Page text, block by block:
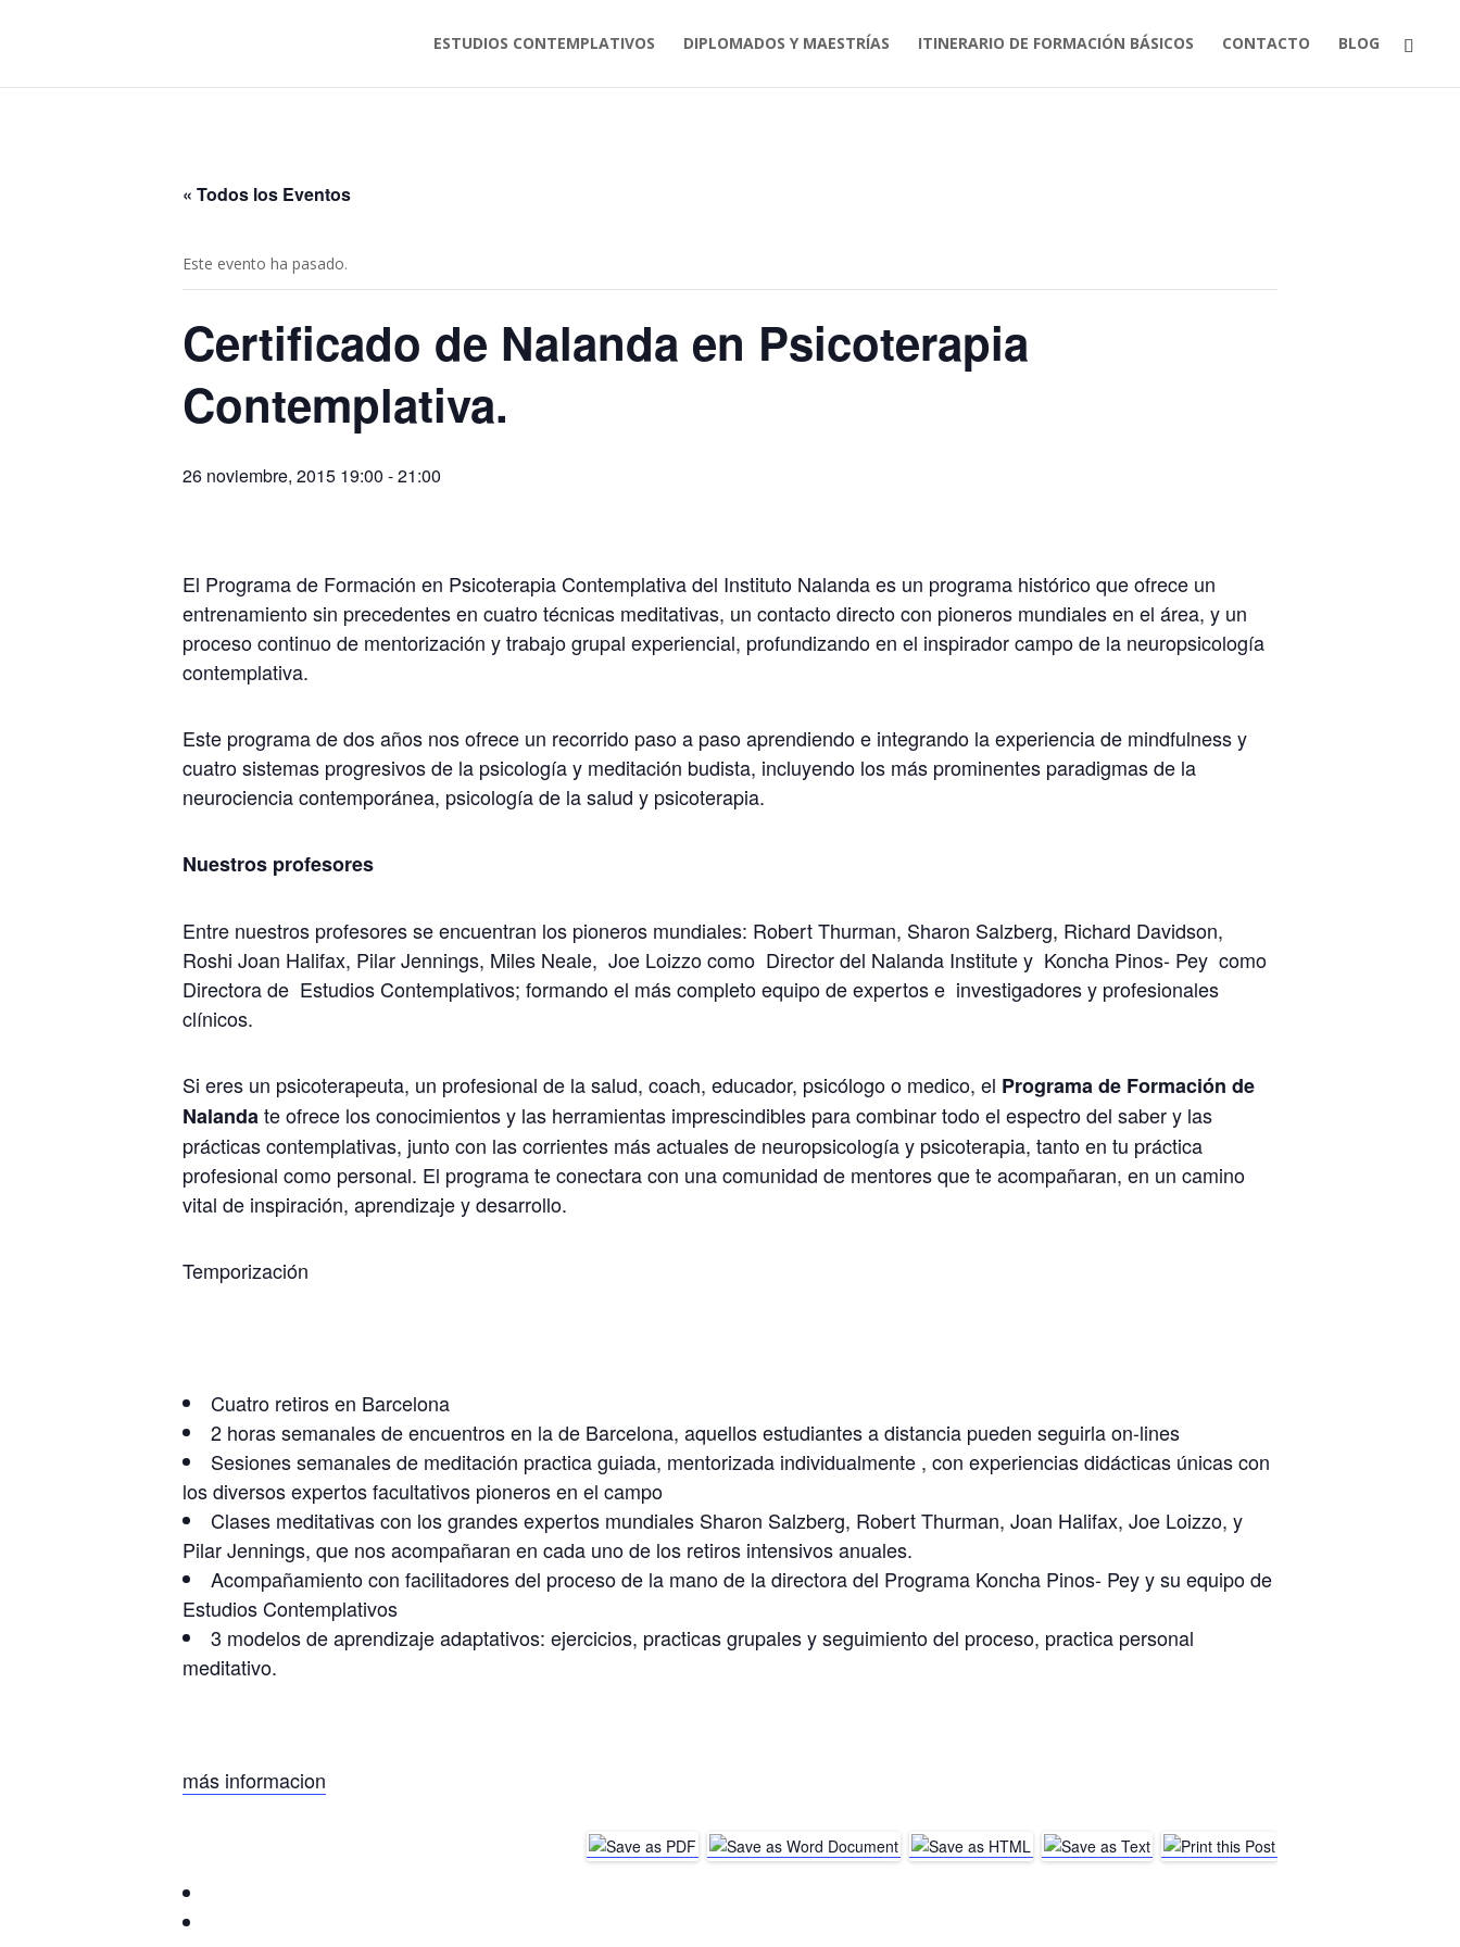
ESTUDIOS CONTEMPLATIVOS DIPLOMADOS Y MAESTRÍAS ITINERARIO DE FORMACIÓN BÁSICOS CONTACTO BLOG
« Todos los Eventos
Este evento ha pasado.
Certificado de Nalanda en Psicoterapia
Contemplativa.
26 noviembre, 2015 19:00 -21:00
El Programa de Formación en Psicoterapia Contemplativa del Instituto Nalanda es un programa histórico que ofrece un
entrenamiento sin precedentes en cuatro técnicas meditativas, un contacto directo con pioneros mundiales en el área, y un
proceso continuo de mentorización y trabajo grupal experiencial, profundizando en el inspirador campo de la neuropsicología
contemplativa.
Este programa de dos años nos ofrece un recorrido paso a paso aprendiendo e integrando la experiencia de mindfulness y
cuatro sistemas progresivos de la psicología y meditación budista, incluyendo los más prominentes paradigmas de la
neurociencia contemporánea, psicología de la salud y psicoterapia.
Nuestros profesores
Entre nuestros profesores se encuentran los pioneros mundiales: Robert Thurman, Sharon Salzberg, Richard Davidson,
Roshi Joan Halifax, Pilar Jennings, Miles Neale, Joe Loizzo como Director del Nalanda Institute y Koncha Pinos- Pey como
Directora de Estudios Contemplativos; formando el más completo equipo de expertos e investigadores y profesionales
clínicos.
Si eres un psicoterapeuta, un profesional de la salud, coach, educador, psicólogo o medico, el Programa de Formación de
Nalandate ofrece los conocimientos y las herramientas imprescindibles para combinar todo el espectro del saber y las
prácticas contemplativas, junto con las corrientes más actuales de neuropsicología y psicoterapia, tanto en tu práctica
profesional como personal. El programa te conectara con una comunidad de mentores que te acompañaran, en un camino
vital de inspiración, aprendizaje y desarrollo.
Temporización
Cuatro retiros en Barcelona
2 horas semanales de encuentros en la de Barcelona, aquellos estudiantes a distancia pueden seguirla on-lines
Sesiones semanales de meditación practica guiada, mentorizada individualmente , con experiencias didácticas únicas con
los diversos expertos facultativos pioneros en el campo
Clases meditativas con los grandes expertos mundiales Sharon Salzberg, Robert Thurman, Joan Halifax, Joe Loizzo, y
Pilar Jennings, que nos acompañaran en cada uno de los retiros intensivos anuales.
Acompañamiento con facilitadores del proceso de la mano de la directora del Programa Koncha Pinos- Pey y su equipo de
Estudios Contemplativos
3 modelos de aprendizaje adaptativos: ejercicios, practicas grupales y seguimiento del proceso, practica personal
meditativo.
más informacion